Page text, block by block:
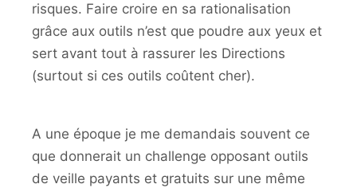
risques. Faire croire en sa rationalisation
grâce aux outils n’est que poudre aux yeux et
sert avant tout à rassurer les Directions
(surtout si ces outils coûtent cher).
A une époque je me demandais souvent ce
que donnerait un challenge opposant outils
de veille payants et gratuits sur une même